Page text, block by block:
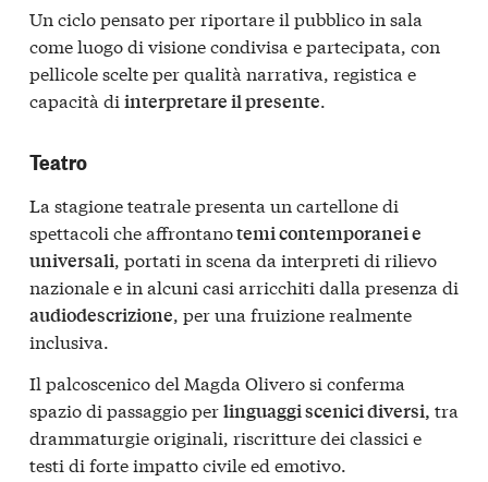
Un ciclo pensato per riportare il pubblico in sala
come luogo di visione condivisa e partecipata, con
pellicole scelte per qualità narrativa, registica e
capacità di interpretare il presente.
Teatro
La stagione teatrale presenta un cartellone di
spettacoli che affrontanotemi contemporanei e
universali, portati in scena da interpreti di rilievo
nazionale e in alcuni casi arricchiti dalla presenza di
audiodescrizione, per una fruizione realmente
inclusiva.
Il palcoscenico del Magda Olivero si conferma
spazio di passaggio perlinguaggi scenici diversi, tra
drammaturgie originali, riscritture dei classici e
testi di forte impatto civile ed emotivo.